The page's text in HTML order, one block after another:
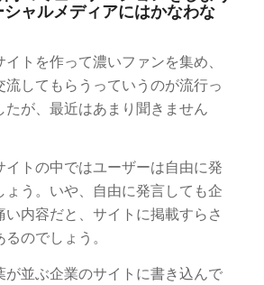
ャルメディアにはかなわな
トを作って濃いファンを集め、
流してもらうっていうのが流行っ
たが、最近はあまり聞きません
イトの中ではユーザーは自由に発
ょう。いや、自由に発言しても企
内容だと、サイトに掲載すらさ
のでしょう。
が並ぶ企業のサイトに書き込んで